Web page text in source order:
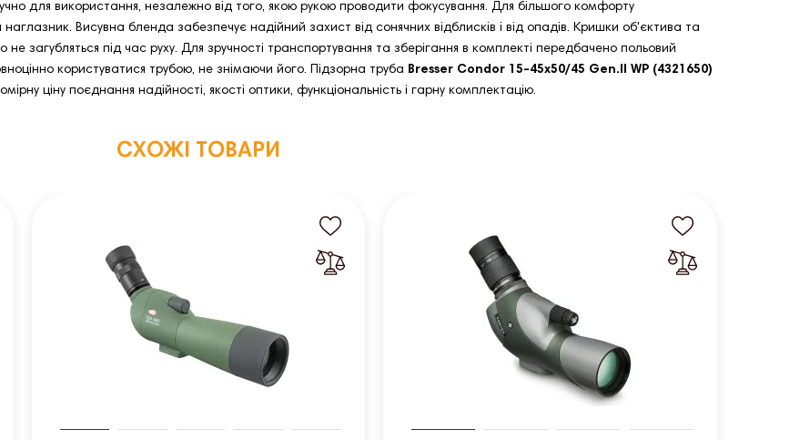
для використання, незалежно від того, якою рукою проводити фокусування. Для більшого комфорту
Висувна бленда забезпечує надійний захист від сонячних відблисків і від опадів. Кришки об'єктива та
не загубляться під час руху. Для зручності транспортування та зберігання в комплекті передбачено польовий
користуватися трубою, не знімаючи його. Підзорна труба Bresser Condor 15-45x50/45 Gen.II WP (4321650)
ціну поєднання надійності, якості оптики, функціональність і гарну комплектацію.
СХОЖІ ТОВАРИ